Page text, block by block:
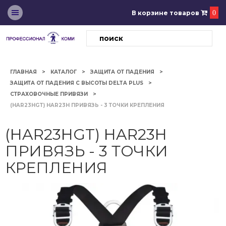
В корзине товаров 0
ГЛАВНАЯ КАТАЛОГ
ЗАЩИТА ОТ ПАДЕНИЯ
ЗАЩИТА ОТ ПАДЕНИЯ С ВЫСОТЫ DELTA PLUS
СТРАХОВОЧНЫЕ ПРИВЯЗИ
(HAR23HGT) HAR23H ПРИВЯЗЬ - 3 ТОЧКИ КРЕПЛЕНИЯ
(HAR23HGT) HAR23H
ПРИВЯЗЬ - 3 ТОЧКИ
КРЕПЛЕНИЯ